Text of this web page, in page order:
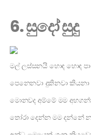
6. සුදෝ සුදු
මල් ලස්සනයි හොඳ හොඳ
පෙනෙනවා දුකිනවා කියනා
මොනවද අම්මේ මම
තෝරා දෙන්න මම දන්නේ